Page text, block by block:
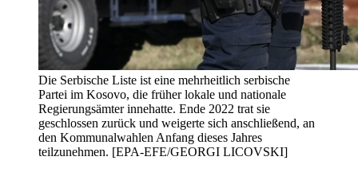
Die Serbische Liste ist eine mehrheitlich serbische
Partei im Kosovo, die früher lokale und nationale
Regierungsämter innehatte. Ende 2022 trat sie
geschlossen zurück und weigerte sich anschließend, an
den Kommunalwahlen Anfang dieses Jahres
teilzunehmen. [EPA-EFE/GEORGI LICOVSKI]